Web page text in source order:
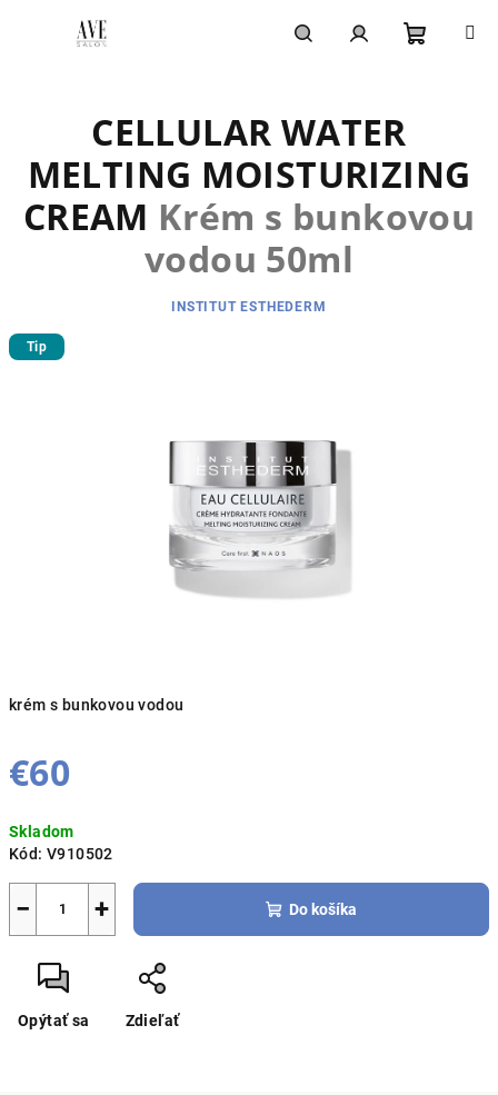
krém s bunkovou vodou
€60
cena:
Skladom
Kód: V910502
+
− Do košíka
Opýtať sa Zdieľať
CELLULAR WATER
MELTING MOISTURIZING
CREAM Krém s bunkovou
vodou 50ml
INSTITUT ESTHEDERM
Tip